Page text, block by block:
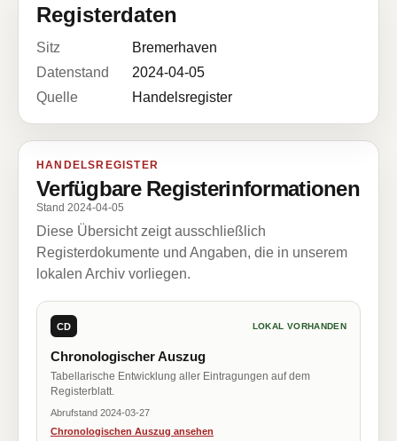
Registerdaten
Sitz
Bremerhaven
Datenstand
2024-04-05
Quelle
Handelsregister
HANDELSREGISTER
Verfügbare Registerinformationen
Stand 2024-04-05
Diese Übersicht zeigt ausschließlich
Registerdokumente und Angaben, die in unserem
lokalen Archiv vorliegen.
CD LOKAL VORHANDEN
Chronologischer Auszug
Tabellarische Entwicklung aller Eintragungen auf dem
Registerblatt.
Abrufstand 2024-03-27
Chronologischen Auszug ansehen